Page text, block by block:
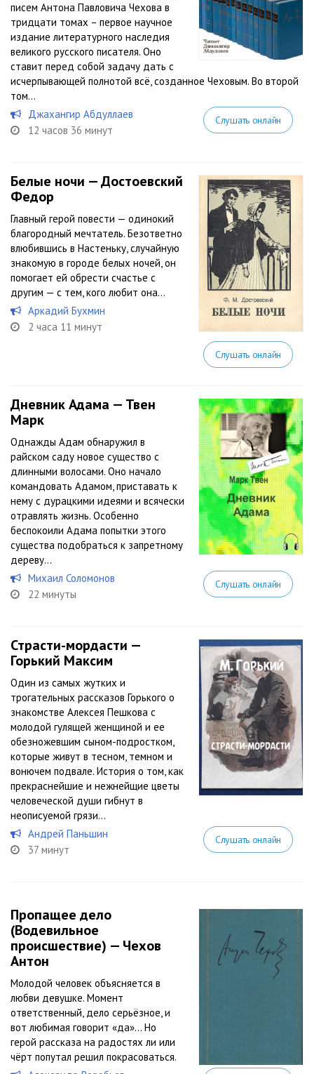
писем Антона Павловича Чехова в
тридцати томах – первое научное
издание литературного наследия
великого русского писателя. Оно
ставит перед собой задачу дать с
исчерпывающей полнотой всё, созданное Чеховым. Во второй
том...
Джахангир Абдуллаев
12 часов 36 минут
Слушать онлайн
Белые ночи — Достоевский
Федор
Главный герой повести — одинокий
благородный мечтатель. Безответно
влюбившись в Настеньку, случайную
знакомую в городе белых ночей, он
помогает ей обрести счастье с
другим — с тем, кого любит она…
Аркадий Бухмин
2 часа 11 минут
Слушать онлайн
Дневник Адама — Твен
Марк
Однажды Адам обнаружил в
райском саду новое существо с
длинными волосами. Оно начало
командовать Адамом, приставать к
нему с дурацкими идеями и всячески
отравлять жизнь. Особенно
беспокоили Адама попытки этого
существа подобраться к запретному
дереву…
Михаил Соломонов
22 минуты
Слушать онлайн
Страсти-мордасти —
Горький Максим
Один из самых жутких и
трогательных рассказов Горького о
знакомстве Алексея Пешкова с
молодой гулящей женщиной и ее
обезножевшим сыном-подростком,
которые живут в тесном, темном и
вонючем подвале. История о том, как
прекраснейшие и нежнейщие цветы
человеческой души гибнут в
неописуемой грязи...
Андрей Паньшин
37 минут
Слушать онлайн
Пропащее дело
(Водевильное
происшествие) — Чехов
Антон
Молодой человек объясняется в
любви девушке. Момент
ответственный, дело серьёзное, и
вот любимая говорит «да»… Но
герой рассказа на радостях ли или
чёрт попутал решил покрасоваться.